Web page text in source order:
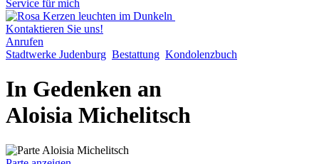
Service für mich
Kontaktieren Sie uns!
Anrufen
Stadtwerke Judenburg Bestattung Kondolenzbuch
In Gedenken an
Aloisia Michelitsch